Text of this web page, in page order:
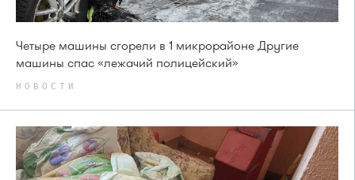
Четыре машины сгорели в 1 микрорайоне Другие
машины спас «лежачий полицейский»
НОВОСТИ